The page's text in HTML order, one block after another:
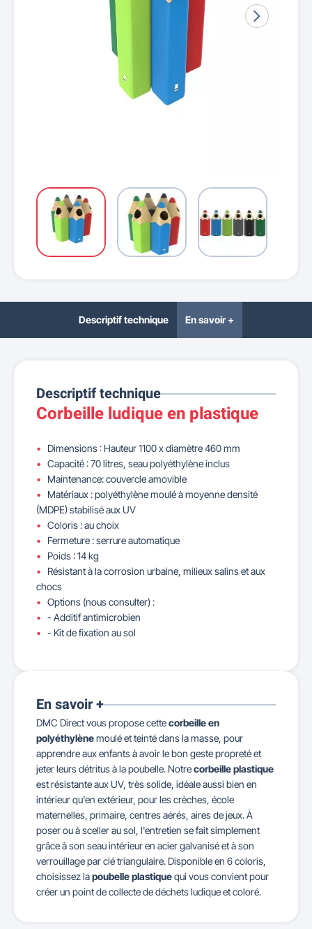
Descriptif technique En savoir +
Descriptif technique
Corbeille ludique en plastique
Dimensions : Hauteur 1100 x diamètre 460 mm
Capacité : 70 litres, seau polyéthylène inclus
Maintenance: couvercle amovible
Matériaux : polyéthylène moulé à moyenne densité
(MDPE) stabilisé aux UV
Coloris : au choix
Fermeture : serrure automatique
Poids : 14 kg
Résistant à la corrosion urbaine, milieux salins et aux
chocs
Options (nous consulter) :
- Additif antimicrobien
- Kit de fixation au sol
En savoir +
DMC Direct vous propose cettecorbeille en
polyéthylènemoulé et teinté dans la masse, pour
apprendre aux enfants à avoir le bon geste propreté et
jeter leurs détritus à la poubelle. Notrecorbeille plastique
est résistante aux UV, très solide, idéale aussi bien en
intérieur qu'en extérieur, pour les crèches, école
maternelles, primaire, centres aérés, aires de jeux. À
poser ou à sceller au sol, l'entretien se fait simplement
grâce à son seau intérieur en acier galvanisé et à son
verrouillage par clé triangulaire. Disponible en 6 coloris,
choisissez lapoubelle plastiquequi vous convient pour
créer un point de collecte de déchets ludique et coloré.